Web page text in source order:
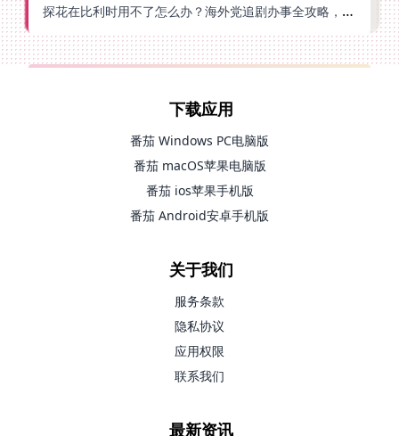
探花在比利时用不了怎么办？海外党追剧办事全攻略，选对加速器就够了
下载应用
番茄 Windows PC电脑版
番茄 macOS苹果电脑版
番茄 ios苹果手机版
番茄 Android安卓手机版
关于我们
服务条款
隐私协议
应用权限
联系我们
最新资讯